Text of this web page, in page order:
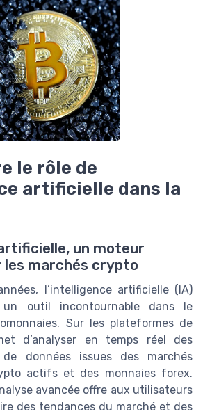
le rôle de
artificielle dans la
un moteur
les marchés crypto
l’intelligence artificielle (IA)
un outil incontournable dans le
Sur les plateformes de
d’analyser en temps réel des
données issues des marchés
actifs et des monnaies forex.
avancée offre aux utilisateurs
des tendances du marché et des